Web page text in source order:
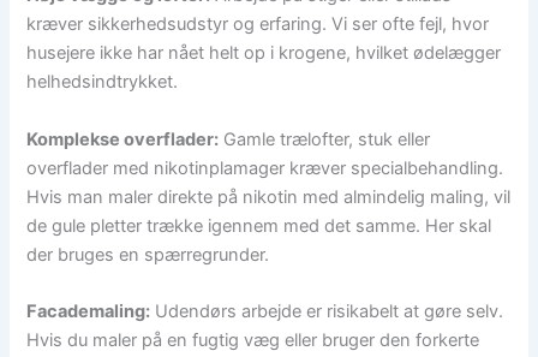
kræver sikkerhedsudstyr og erfaring. Vi ser ofte fejl, hvor
husejere ikke har nået helt op i krogene, hvilket ødelægger
helhedsindtrykket.
Komplekse overflader: Gamle trælofter, stuk eller
overflader med nikotinplamager kræver specialbehandling.
Hvis man maler direkte på nikotin med almindelig maling, vil
de gule pletter trække igennem med det samme. Her skal
der bruges en spærregrunder.
Facademaling: Udendørs arbejde er risikabelt at gøre selv.
Hvis du maler på en fugtig væg eller bruger den forkerte